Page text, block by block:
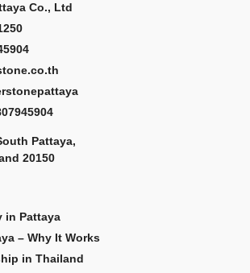
Co., Ltd
Pattaya,
20150
in Pattaya
– Why It Works
in Thailand